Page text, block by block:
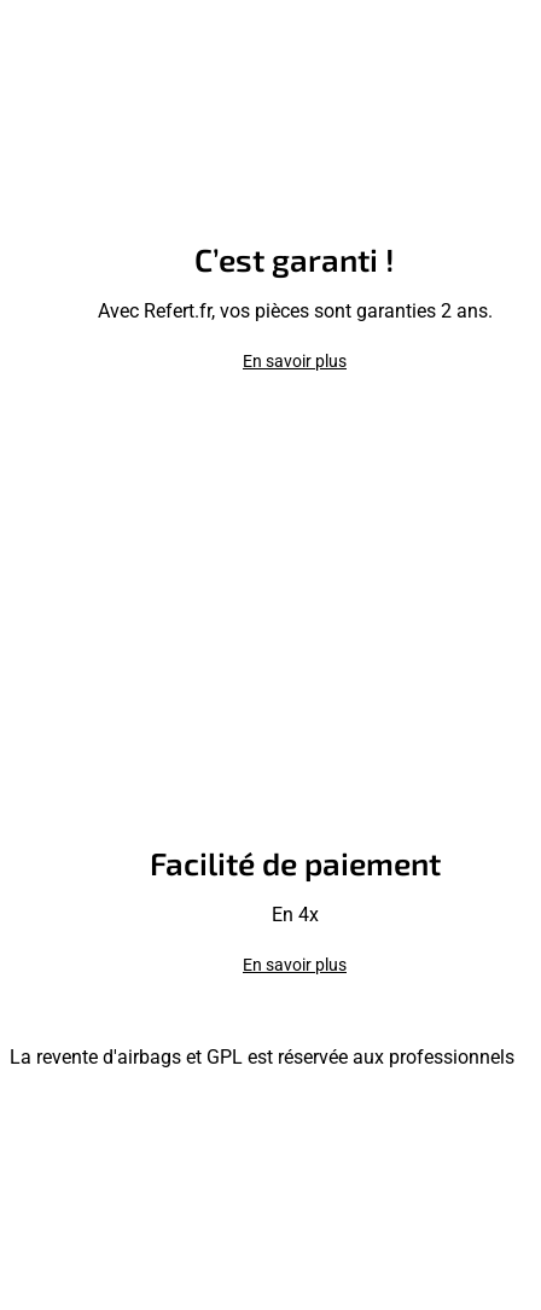
C’est garanti !
Avec Refert.fr, vos pièces sont garanties 2 ans.
En savoir plus
Facilité de paiement
En 4x
En savoir plus
La revente d'airbags et GPL est réservée aux professionnels